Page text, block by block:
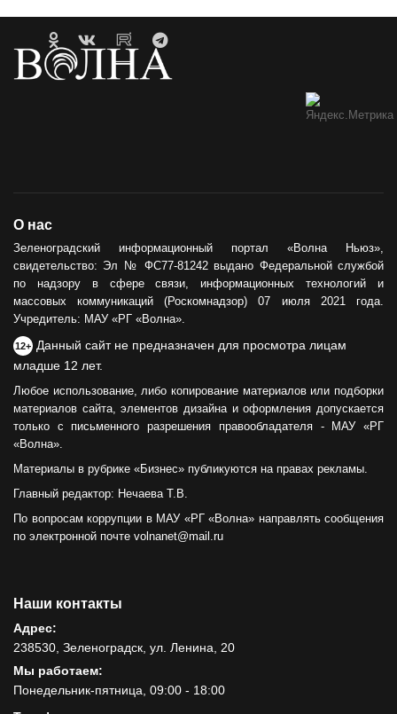
О нас
Зеленоградский информационный портал «Волна Ньюз»,
свидетельство: Эл № ФС77-81242 выдано Федеральной службой
по надзору в сфере связи, информационных технологий и
массовых коммуникаций (Роскомнадзор) 07 июля 2021 года.
Учредитель: МАУ «РГ «Волна».
12+ Данный сайт не предназначен для просмотра лицам
младше 12 лет.
Любое использование, либо копирование материалов или подборки
материалов сайта, элементов дизайна и оформления допускается
только с письменного разрешения правообладателя - МАУ «РГ
«Волна».
Материалы в рубрике «Бизнес» публикуются на правах рекламы.
Главный редактор: Нечаева Т.В.
По вопросам коррупции в МАУ «РГ «Волна» направлять сообщения
по электронной почте volnanet@mail.ru
Наши контакты
Адрес:
238530, Зеленоградск, ул. Ленина, 20
Мы работаем:
Понедельник-пятница, 09:00 - 18:00